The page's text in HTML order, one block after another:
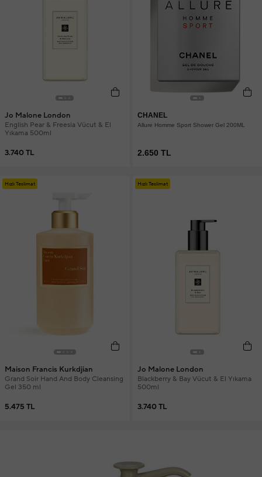
Jo Malone London
English Pear & Freesia Vücut & El
Yıkama 500ml
3.740 TL
CHANEL
Allure Homme Sport Shower Gel 200ML
2.650 TL
Hızlı Teslimat
Maison Francis Kurkdjian
Grand Soir Hand And Body Cleansing
Gel 350 ml
5.475 TL
Hızlı Teslimat
Jo Malone London
Blackberry & Bay Vücut & El Yıkama
500ml
3.740 TL